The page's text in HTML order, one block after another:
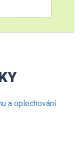
a oplechování